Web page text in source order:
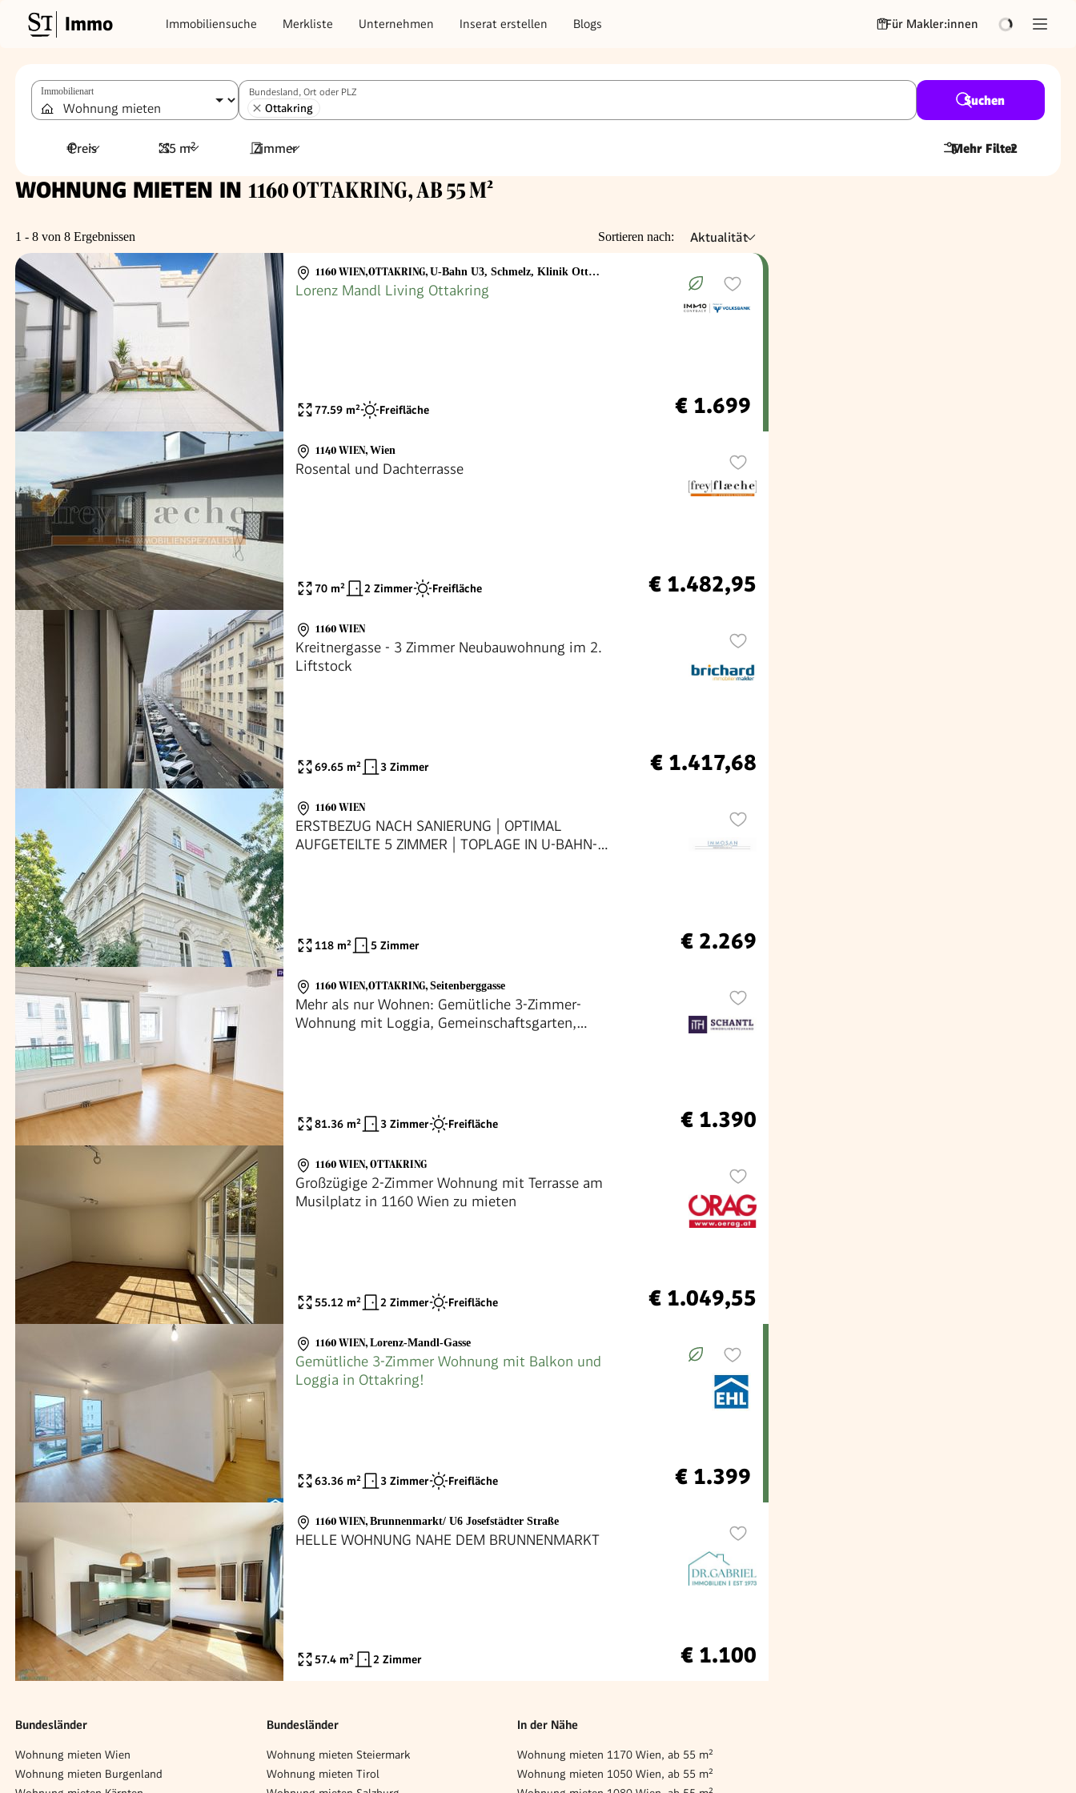
Immo Immobiliensuche Merkliste Unternehmen Inserat erstellen Blogs Für Makler:innen
Immobilienart Bundesland, Ort oder PLZ
Ottakring
Suchen
Preis 55 m² Zimmer Mehr Filter
2
WOHNUNG MIETEN IN 1160 OTTAKRING, AB 55 M²
1 - 8 von 8 Ergebnissen Sortieren nach: Aktualität
1160 WIEN,OTTAKRING, U-Bahn U3, Schmelz, Klinik Ottakring, Joachimsthalerplatz
Lorenz Mandl Living Ottakring
77.59 m² Freifläche € 1.699
1140 WIEN, Wien
Rosental und Dachterrasse
70 m² 2 Zimmer Freifläche € 1.482,95
1160 WIEN
Kreitnergasse - 3 Zimmer Neubauwohnung im 2.
Liftstock
69.65 m² 3 Zimmer € 1.417,68
1160 WIEN
ERSTBEZUG NACH SANIERUNG | OPTIMAL
AUFGETEILTE 5 ZIMMER | TOPLAGE IN U-BAHN-
118 m² 5 Zimmer € 2.269
1160 WIEN,OTTAKRING, Seitenberggasse
Mehr als nur Wohnen: Gemütliche 3-Zimmer-
Wohnung mit Loggia, Gemeinschaftsgarten,
81.36 m² 3 Zimmer Freifläche € 1.390
1160 WIEN, OTTAKRING
Großzügige 2-Zimmer Wohnung mit Terrasse am
Musilplatz in 1160 Wien zu mieten
55.12 m² 2 Zimmer Freifläche € 1.049,55
1160 WIEN, Lorenz-Mandl-Gasse
Gemütliche 3-Zimmer Wohnung mit Balkon und
Loggia in Ottakring!
63.36 m² 3 Zimmer Freifläche € 1.399
1160 WIEN, Brunnenmarkt/ U6 Josefstädter Straße
HELLE WOHNUNG NAHE DEM BRUNNENMARKT
57.4 m² 2 Zimmer € 1.100
Bundesländer
Wohnung mieten Wien
Wohnung mieten Burgenland
Bundesländer
Wohnung mieten Steiermark
Wohnung mieten Tirol
In der Nähe
Wohnung mieten 1170 Wien, ab 55 m²
Wohnung mieten 1050 Wien, ab 55 m²